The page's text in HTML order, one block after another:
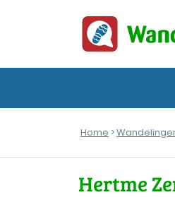
Home >
Hertme